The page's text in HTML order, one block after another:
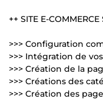
++ SITE E-COMMERCE
>>> Configuration
>>> Intégration de
>>> Création de la
>>> Créations des
>>> Création des